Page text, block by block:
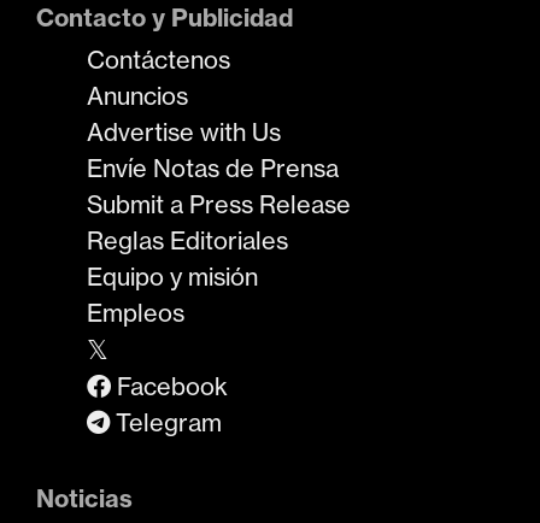
Contacto y Publicidad
Contáctenos
Anuncios
Advertise with Us
Envíe Notas de Prensa
Submit a Press Release
Reglas Editoriales
Equipo y misión
Empleos
𝕏
Facebook
Telegram
Noticias